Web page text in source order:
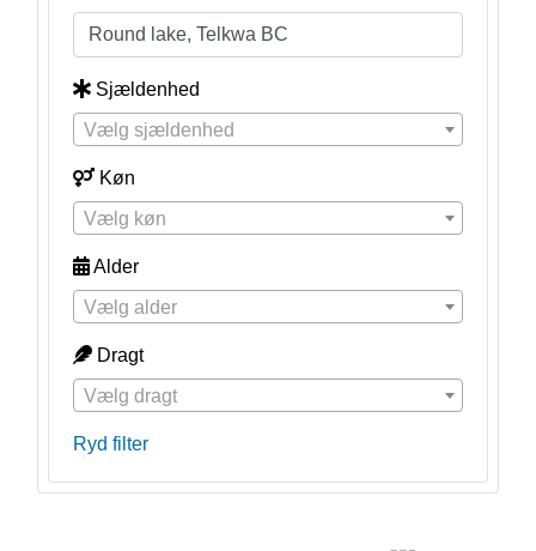
Sjældenhed
Vælg sjældenhed
Køn
Vælg køn
Alder
Vælg alder
Dragt
Vælg dragt
Ryd filter